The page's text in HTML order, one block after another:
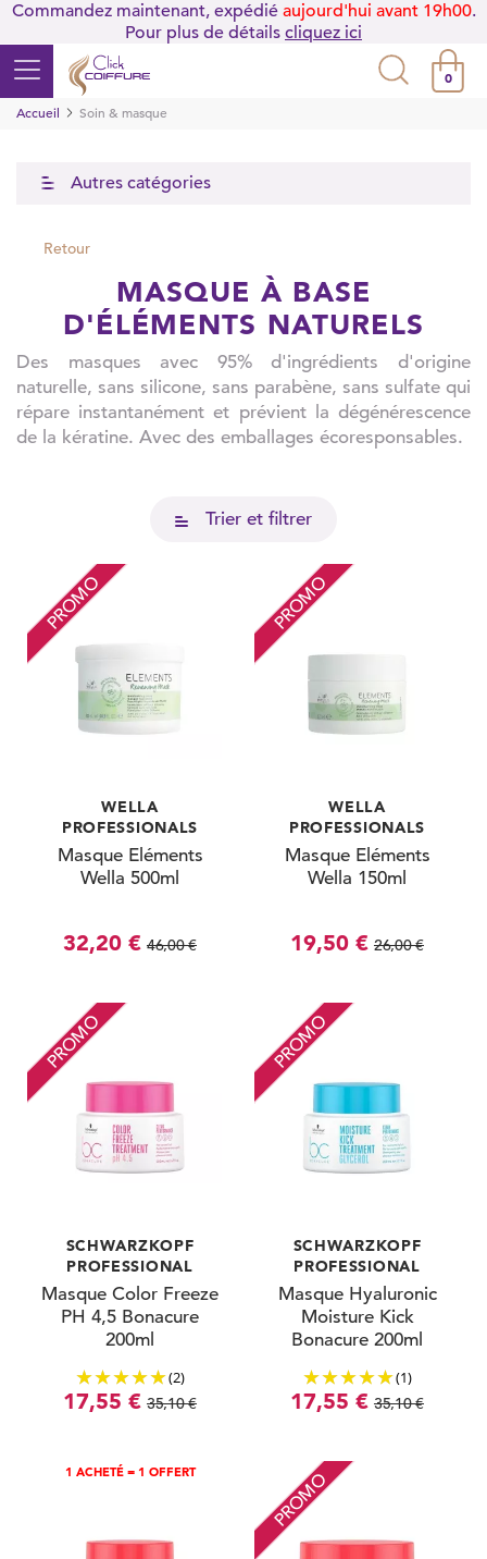
Commandez maintenant, expédié aujourd'hui avant 19h00.
Pour plus de détails cliquez ici
0
Accueil
Soin & masque
Autres catégories
Retour
MASQUE À BASE
D'ÉLÉMENTS NATURELS
Des masques avec 95% d'ingrédients d'origine
naturelle, sans silicone, sans parabène, sans sulfate qui
répare instantanément et prévient la dégénérescence
de la kératine. Avec des emballages écoresponsables.
Trier et filtrer
PROMO
WELLA
PROFESSIONALS
Masque Eléments
Wella 500ml
32,20 € 46,00 €
PROMO
WELLA
PROFESSIONALS
Masque Eléments
Wella 150ml
19,50 € 26,00 €
PROMO
SCHWARZKOPF
PROFESSIONAL
Masque Color Freeze
PH 4,5 Bonacure
200ml
(2)
17,55 € 35,10 €
PROMO
SCHWARZKOPF
PROFESSIONAL
Masque Hyaluronic
Moisture Kick
Bonacure 200ml
(1)
17,55 € 35,10 €
1 ACHETÉ = 1 OFFERT PROMO